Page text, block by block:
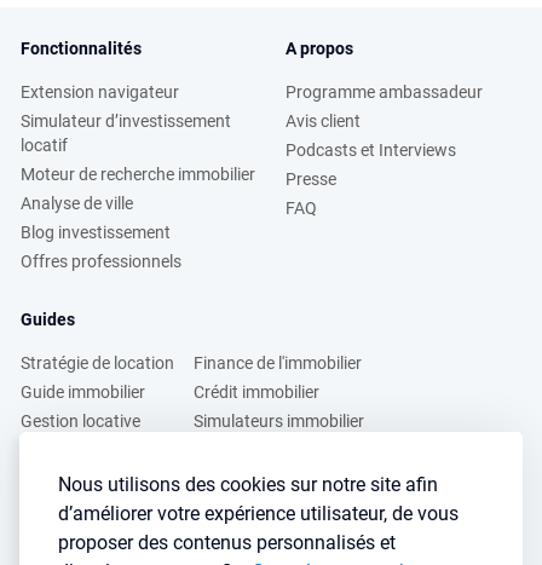
Nous utilisons des cookies sur notre site afin
d’améliorer votre expérience utilisateur, de vous
proposer des contenus personnalisés et
Fonctionnalités
Extension navigateur
Simulateur d’investissement
locatif
Moteur de recherche immobilier
Analyse de ville
Blog investissement
Offres professionnels
A propos
Programme ambassadeur
Avis client
Podcasts et Interviews
Presse
FAQ
Guides
Stratégie de location
Guide immobilier
Gestion locative
Finance de l'immobilier
Crédit immobilier
Simulateurs immobilier
Vous voulez apprendre à investir dans l’immobilier ?
Inscrivez vous à notre newsletter gratuite :